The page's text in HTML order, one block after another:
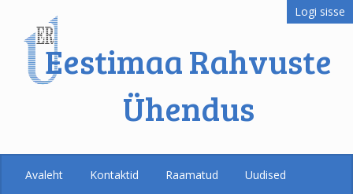
Logi sisse
Eestimaa Rahvuste
Ühendus
Avaleht Kontaktid Raamatud Uudised